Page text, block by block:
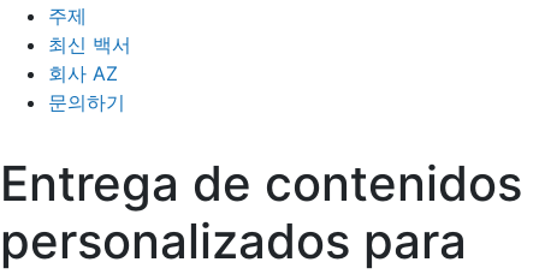
주제
최신 백서
회사 AZ
문의하기
Entrega de contenidos
personalizados para